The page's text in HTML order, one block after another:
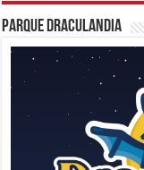
Parque Draculandia